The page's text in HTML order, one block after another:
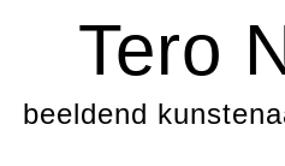
Tero
beeldend